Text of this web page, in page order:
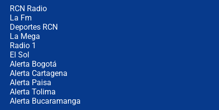
RCN Radio
La Fm
Deportes RCN
La Mega
Radio 1
El Sol
Alerta Bogotá
Alerta Cartagena
Alerta Paisa
Alerta Tolima
Alerta Bucaramanga